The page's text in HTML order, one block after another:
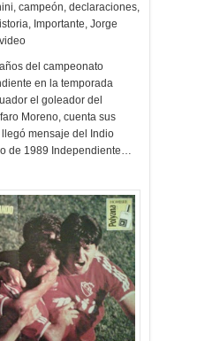
, campeón, declaraciones,
, Importante, Jorge
video
del campeonato
en la temporada
el goleador del
Moreno, cuenta sus
mensaje del Indio
de 1989 Independiente…